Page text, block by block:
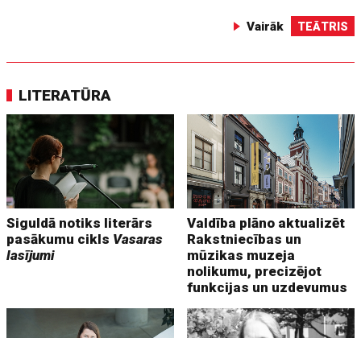
Vairāk TEĀTRIS
LITERATŪRA
Siguldā notiks literārs
pasākumu cikls Vasaras
lasījumi
Valdība plāno aktualizēt
Rakstniecības un
mūzikas muzeja
nolikumu, precizējot
funkcijas un uzdevumus